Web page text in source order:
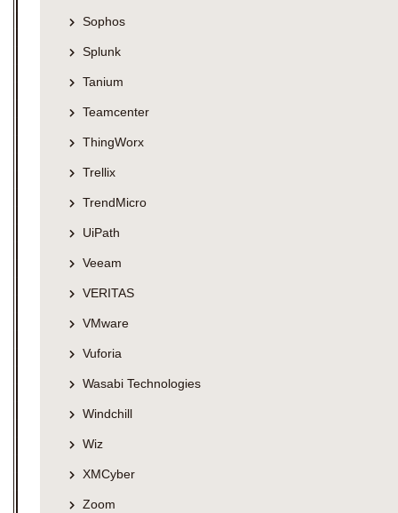
Sophos
Splunk
Tanium
Teamcenter
ThingWorx
Trellix
TrendMicro
UiPath
Veeam
VERITAS
VMware
Vuforia
Wasabi Technologies
Windchill
Wiz
XMCyber
Zoom